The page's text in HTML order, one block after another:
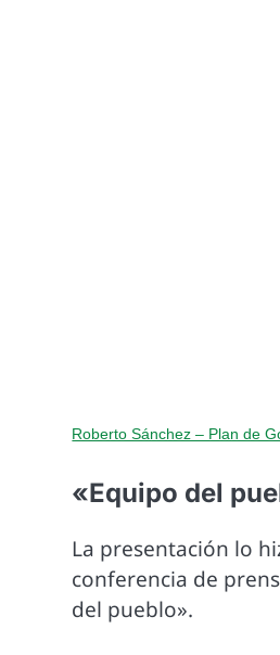
Roberto Sánchez – Plan de
«Equipo del
La presentación lo
conferencia de
del pueblo».